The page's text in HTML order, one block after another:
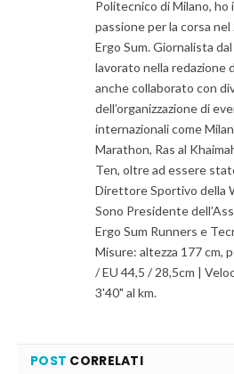
Politecnico di Milano, ho
passione per la corsa
Ergo Sum. Giornalista
lavorato nella redazione
anche collaborato con
dell’organizzazione di
internazionali come
Marathon, Ras al
Ten, oltre ad essere
Direttore Sportivo della
Sono Presidente
Ergo Sum Runners e
Misure: altezza 177 cm,
/ EU 44,5 / 28,5cm |
3'40" al km.
POST CORRELATI